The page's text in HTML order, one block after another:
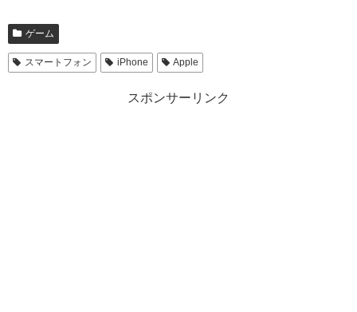
ゲーム
スマートフォン iPhone Apple
スポンサーリンク